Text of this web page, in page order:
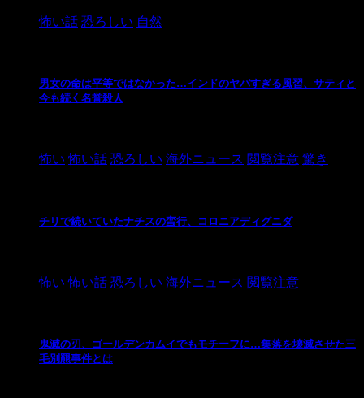
怖い話 恐ろしい 自然
男女の命は平等ではなかった…インドのヤバすぎる風習、サティと
今も続く名誉殺人
怖い 怖い話 恐ろしい 海外ニュース 閲覧注意 驚き
チリで続いていたナチスの蛮行、コロニアディグニダ
怖い 怖い話 恐ろしい 海外ニュース 閲覧注意
鬼滅の刃、ゴールデンカムイでもモチーフに…集落を壊滅させた三
毛別羆事件とは